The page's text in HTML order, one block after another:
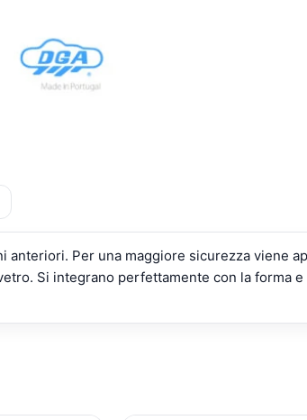
Per una maggiore sicurezza viene
Si integrano perfettamente con la forma